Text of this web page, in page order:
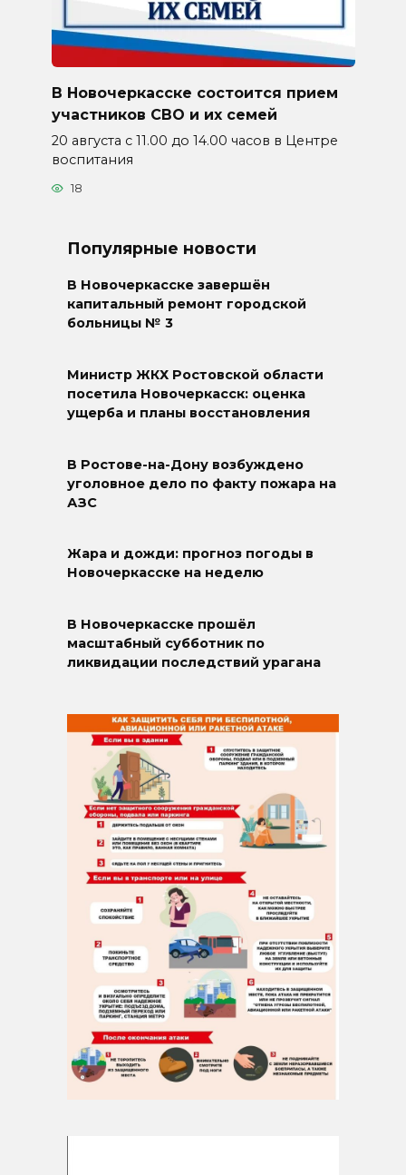
В Новочеркасске состоится прием
участников СВО и их семей
20 августа с 11.00 до 14.00 часов в Центре
воспитания
18
Популярные новости
В Новочеркасске завершён
капитальный ремонт городской
больницы № 3
Министр ЖКХ Ростовской области
посетила Новочеркасск: оценка
ущерба и планы восстановления
В Ростове-на-Дону возбуждено
уголовное дело по факту пожара на
АЗС
Жара и дожди: прогноз погоды в
Новочеркасске на неделю
В Новочеркасске прошёл
масштабный субботник по
ликвидации последствий урагана